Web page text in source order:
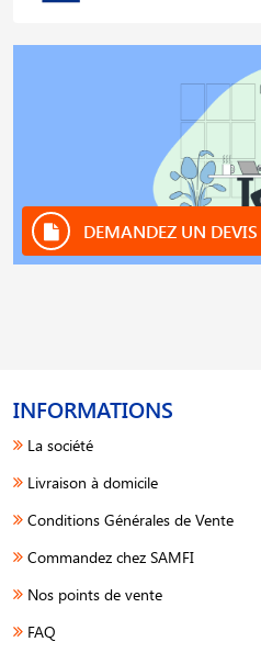
DEMANDEZ UN DEVIS
INFORMATIONS
La société
Livraison à domicile
Conditions Générales de Vente
Commandez chez SAMFI
Nos points de vente
FAQ